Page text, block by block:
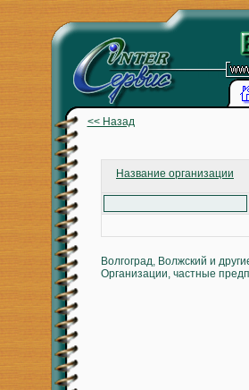
<< Назад
Название организации
Волгоград, Волжский и
Организации, частные